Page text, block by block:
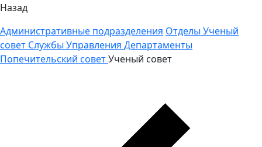
Назад
Административные подразделения Отделы Ученый
совет Службы Управления Департаменты
Попечительский советУченый совет